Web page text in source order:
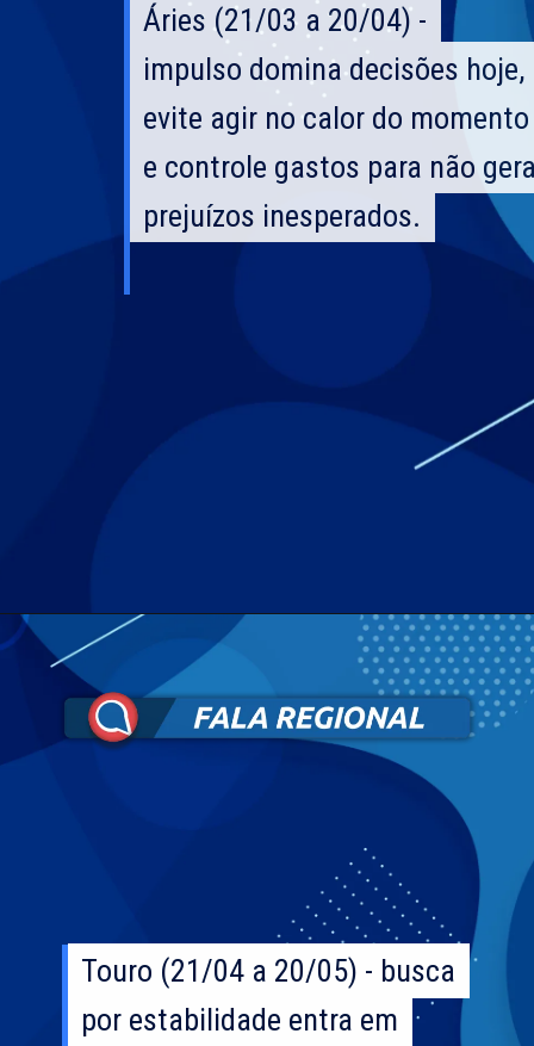
Áries (21/03 a 20/04) -
impulso domina decisões hoje,
evite agir no calor do momento
e controle gastos para não gerar
prejuízos inesperados.
Áries (21/03 a 20/04) -
impulso domina decisões hoje,
evite agir no calor do momento
e controle gastos para não gerar
prejuízos inesperados.
Touro (21/04 a 20/05) - busca
por estabilidade entra em
Touro (21/04 a 20/05) - busca
por estabilidade entra em